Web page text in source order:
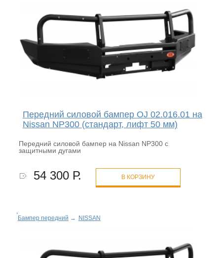
Передний силовой бампер OJ 02.016.01 на
Nissan NP300 (стандарт, лифт 50 мм)
Передний силовой бампер на Nissan NP300 с
защитными дугами
54 300 Р. В КОРЗИНУ
Бампер передний → NISSAN